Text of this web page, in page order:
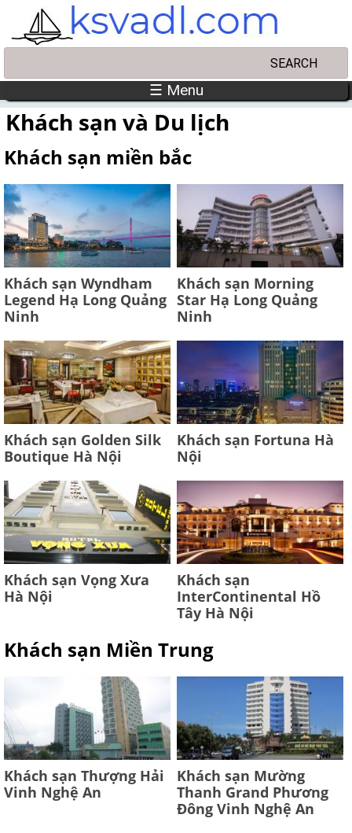
Skip to main content
☰ Menu
Khách sạn và Du lịch
Khách sạn miền bắc
Khách sạn Wyndham
Legend Hạ Long Quảng
Ninh
Khách sạn Morning
Star Hạ Long Quảng
Ninh
Khách sạn Golden Silk
Boutique Hà Nội
Khách sạn Fortuna Hà
Nội
Khách sạn Vọng Xưa
Hà Nội
Khách sạn
InterContinental Hồ
Tây Hà Nội
Khách sạn Miền Trung
Khách sạn Thượng Hải
Vinh Nghệ An
Khách sạn Mường
Thanh Grand Phương
Đông Vinh Nghệ An